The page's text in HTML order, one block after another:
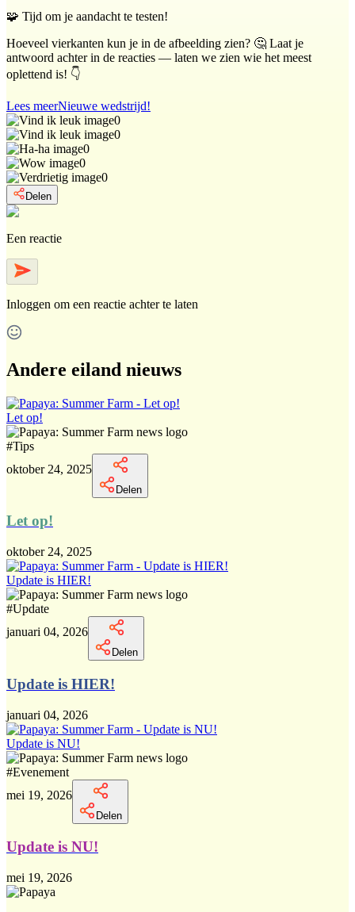
🧩 Tijd om je aandacht te testen!
Hoeveel vierkanten kun je in de afbeelding zien? 🤔 Laat je
antwoord achter in de reacties — laten we zien wie het meest
oplettend is! 👇
Lees meerNieuwe wedstrijd!
0
0
0
0
0
Delen
Een reactie
Inloggen om een reactie achter te laten
Andere eiland nieuws
Let op!
#Tips
oktober 24, 2025
Delen
Let op!
oktober 24, 2025
Update is HIER!
#Update
januari 04, 2026
Delen
Update is HIER!
januari 04, 2026
Update is NU!
#Evenement
mei 19, 2026
Delen
Update is NU!
mei 19, 2026